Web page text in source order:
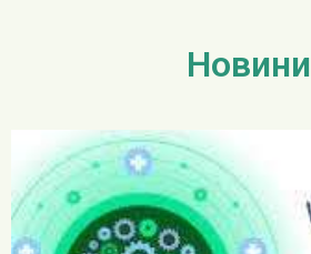
Новини